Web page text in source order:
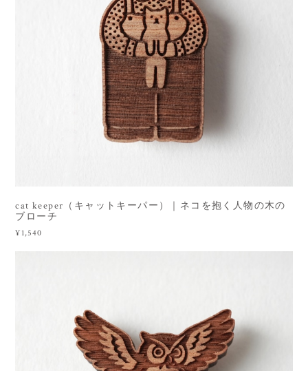
cat keeper（キャットキーパー）｜ネコを抱く人物の木の
ブローチ
¥1,540